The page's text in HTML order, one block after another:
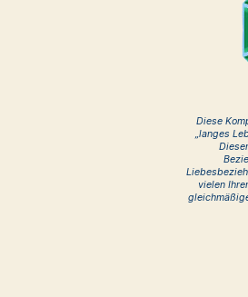
Diese
„langes
vielen